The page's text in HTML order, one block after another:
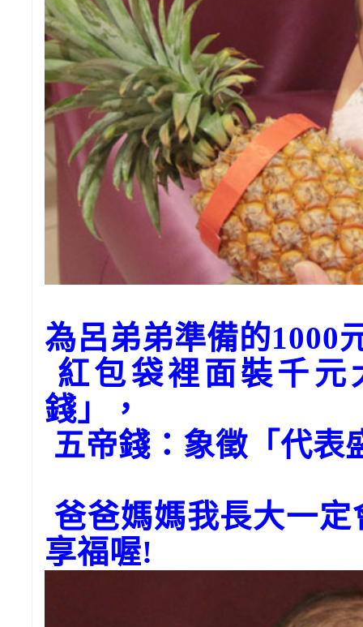
為呂弟弟準備的1000
紅包袋裡面裝千元
錢」，
五帝錢：象徵「代表
爸爸媽媽我長大一
享福喔!